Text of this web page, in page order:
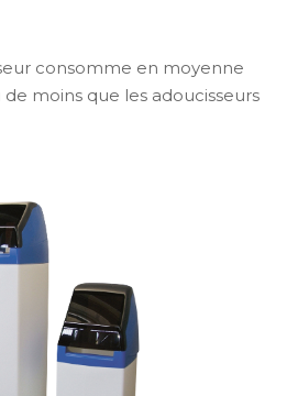
consomme en moyenne
de moins que les adoucisseurs